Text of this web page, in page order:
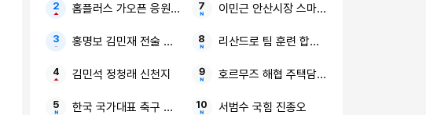
홈플러스 가오픈 응원 소비
홍명보 김민재 전술 확실한 감독
김민석 정청래 신천지
한국 국가대표 축구 악재 응급처치
이민근 안산시장 스마트 행정
리산드로 팀 훈련 합류 예정
호르무즈 해협 주택담보대출 리스크
서범수 국힘 진종오